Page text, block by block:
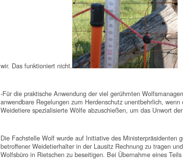
wir. Das funktioniert nicht.
-Für die praktische Anwendung der viel gerühmten
anwendbare Regelungen zum Herdenschutz unentbehrlich,
Weidetiere spezialisierte Wölfe abzuschießen, um das Unwort
Die Fachstelle Wolf wurde auf Initiative des Ministerpräsidenten
betroffener Weidetierhalter in der Lausitz Rechnung zu tragen
Wolfsbüro in Rietschen zu beseitigen. Bei Übernahme eines